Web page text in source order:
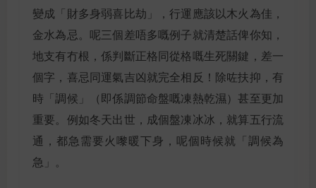
變成「財多身弱喜比劫」，行運應該以木火為佳，
金水為忌。呢三個差唔多嘅例子就清楚話俾你知，
地支有冇根，係判斷正格同從格嘅生死關鍵，差一
個字，喜忌同運氣吉凶就完全相反！除咗扶抑，有
時「調候」（即係調節命盤嘅凍熱乾濕）甚至更加
重要。例如冬天出世，成個盤凍冰冰，就算五行流
通，都急需要火嚟暖下身，呢個時候就「調候為
急」。